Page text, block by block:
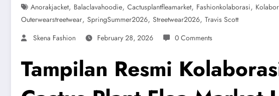
Anorakjacket, Balaclavahoodie, Cactusplantfleamarket, Fashionkolaborasi,
Outerwearstreetwear, SpringSummer2026, Streetwear2026, Travis Scott
Skena Fashion
February 28, 2026 0 Comments
Tampilan Resmi